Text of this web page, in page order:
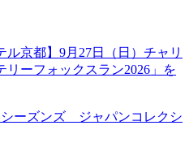
ル京都】9月27日（日）チャリ
リーフォックスラン2026」を
ーズンズ ジャパンコレクシ